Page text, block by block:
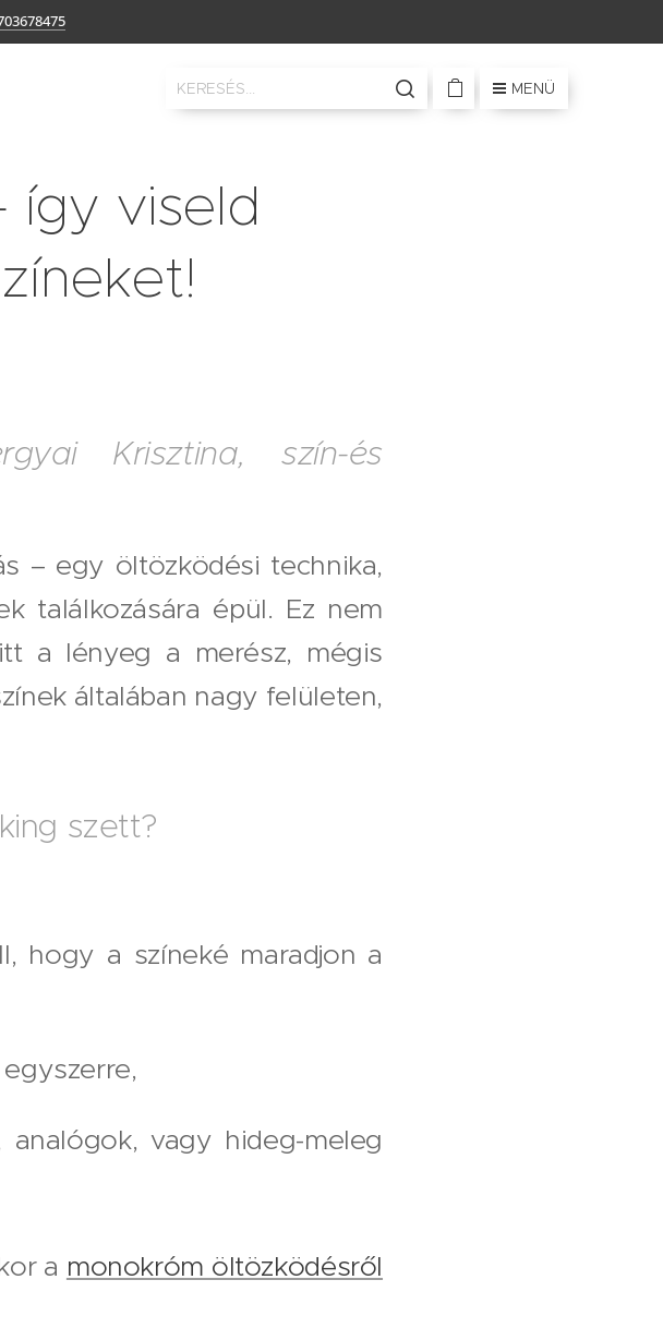
MENÜ
így viseld
Krisztina, szín-és
– egy öltözködési technika,
találkozására épül. Ez nem
a lényeg a merész, mégis
általában nagy felületen,
szett?
hogy a színeké maradjon a
vagy hideg-meleg
a monokróm öltözködésről